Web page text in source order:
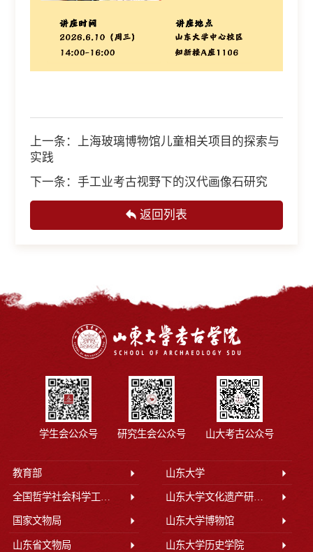
上一条：
上海玻璃博物馆儿童相关项目的探索与
实践
下一条： 手工业考古视野下的汉代画像石研究
返回列表
学生会公众号 研究生会公众号 山大考古公众号
教育部 山东大学
山东大学文化遗产研究院
国家文物局 山东大学博物馆
山东省文物局 山东大学历史学院